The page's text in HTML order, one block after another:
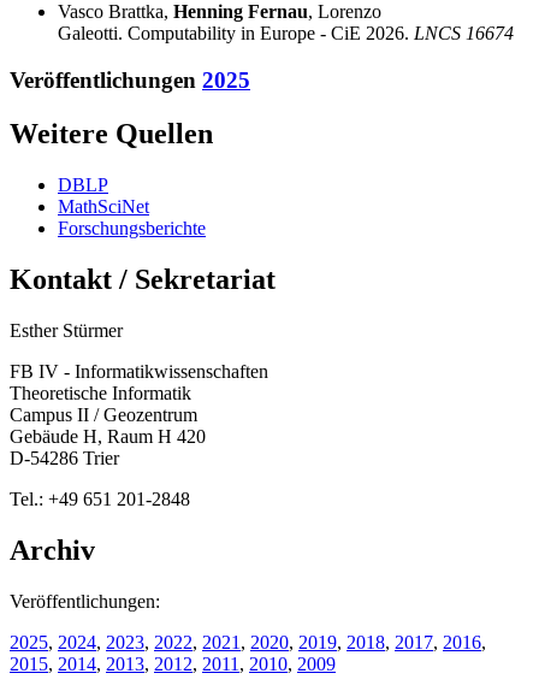
Vasco Brattka, Henning Fernau, Lorenzo
Galeotti. Computability in Europe - CiE 2026. LNCS 16674
Veröffentlichungen 2025
Weitere Quellen
DBLP
MathSciNet
Forschungsberichte
Kontakt / Sekretariat
Esther Stürmer
FB IV - Informatikwissenschaften
Theoretische Informatik
Campus II / Geozentrum
Gebäude H, Raum H 420
D-54286 Trier
Tel.: +49 651 201-2848
Archiv
Veröffentlichungen:
2025, 2024, 2023, 2022, 2021 , 2020, 2019, 2018, 2017, 2016,
2015, 2014, 2013, 2012, 2011 , 2010, 2009